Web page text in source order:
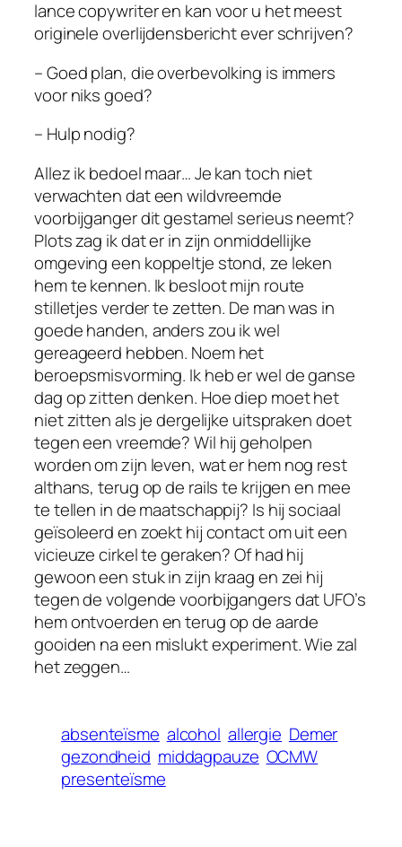
lance copywriter en kan voor u het meest
originele overlijdensbericht ever schrijven?
– Goed plan, die overbevolking is immers
voor niks goed?
– Hulp nodig?
Allez ik bedoel maar… Je kan toch niet
verwachten dat een wildvreemde
voorbijganger dit gestamel serieus neemt?
Plots zag ik dat er in zijn onmiddellijke
omgeving een koppeltje stond, ze leken
hem te kennen. Ik besloot mijn route
stilletjes verder te zetten. De man was in
goede handen, anders zou ik wel
gereageerd hebben. Noem het
beroepsmisvorming. Ik heb er wel de ganse
dag op zitten denken. Hoe diep moet het
niet zitten als je dergelijke uitspraken doet
tegen een vreemde? Wil hij geholpen
worden om zijn leven, wat er hem nog rest
althans, terug op de rails te krijgen en mee
te tellen in de maatschappij? Is hij sociaal
geïsoleerd en zoekt hij contact om uit een
vicieuze cirkel te geraken? Of had hij
gewoon een stuk in zijn kraag en zei hij
tegen de volgende voorbijgangers dat UFO’s
hem ontvoerden en terug op de aarde
gooiden na een mislukt experiment. Wie zal
het zeggen…
absenteïsme alcohol allergie Demer
gezondheid middagpauze OCMW
presenteïsme